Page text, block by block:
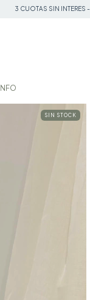
- 20% 0FF
INFO
SIN STOCK